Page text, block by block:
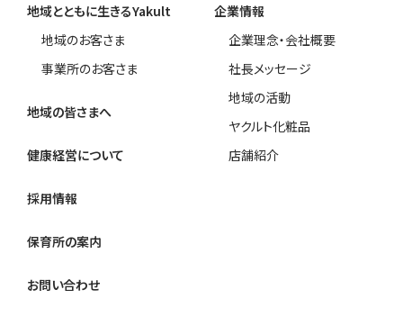
地域とともに生きるYakult
地域のお客さま
事業所のお客さま
地域の皆さまへ
健康経営について
企業情報
企業理念・会社概要
社長メッセージ
地域の活動
ヤクルト化粧品
店舗紹介
採用情報
保育所の案内
お問い合わせ